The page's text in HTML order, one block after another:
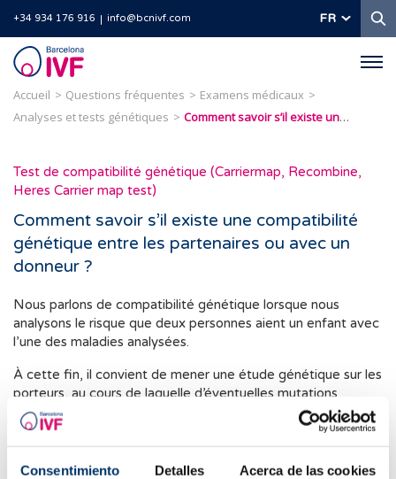
Consentimiento Detalles Acerca de las cookies
+34 934 176 916 info@bcnivf.com FR
Barcelona
IVF
Accueil Questions fréquentes
Examens médicaux
Analyses et tests génétiques
Comment savoir s’il existe une compatibilité génétique entre les partenaires ou avec un donneur ?
Test de compatibilité génétique (Carriermap, Recombine,
Heres Carrier map test)
Comment savoir s’il existe une compatibilité
génétique entre les partenaires ou avec un
donneur ?
Nous parlons de compatibilité génétique lorsque nous
analysons le risque que deux personnes aient un enfant avec
l’une des maladies analysées.
À cette fin, il convient de mener une étude génétique sur les
porteurs, au cours de laquelle d’éventuelles mutations
génétiques sont détectées et ne sont généralement pas
cliniquement pertinentes pour eux, car elles sont récessives.
Avec ces résultats, les deux peuvent être comparés pour